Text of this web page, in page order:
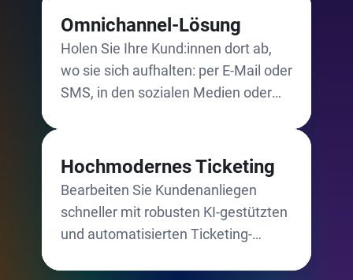
Omnichannel-Lösung
Holen Sie Ihre Kund:innen dort ab,
wo sie sich aufhalten: per E-Mail oder
SMS, in den sozialen Medien oder
Hochmodernes Ticketing
Bearbeiten Sie Kundenanliegen
schneller mit robusten KI-gestützten
und automatisierten Ticketing-